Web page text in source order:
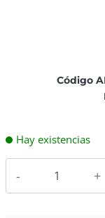
Código
Hay existencias